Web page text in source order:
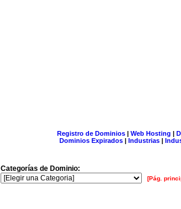
Registro de Dominios| Web Hosting |
Dominios Expirados | Industrias |
Categorías de Dominio:
[Pág.